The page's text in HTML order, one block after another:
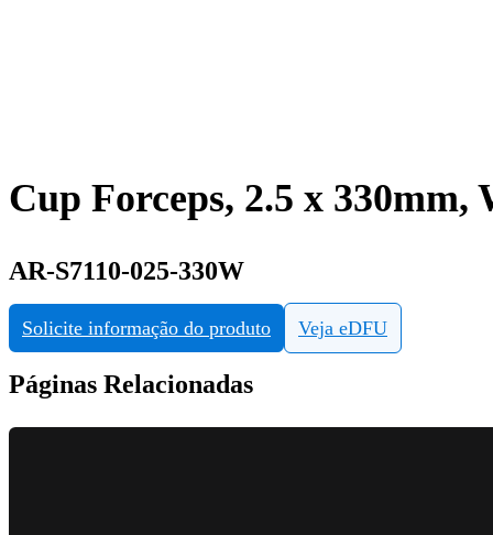
Cup Forceps, 2.5 x 330mm,
AR-S7110-025-330W
Solicite informação do produto Veja eDFU
Páginas Relacionadas